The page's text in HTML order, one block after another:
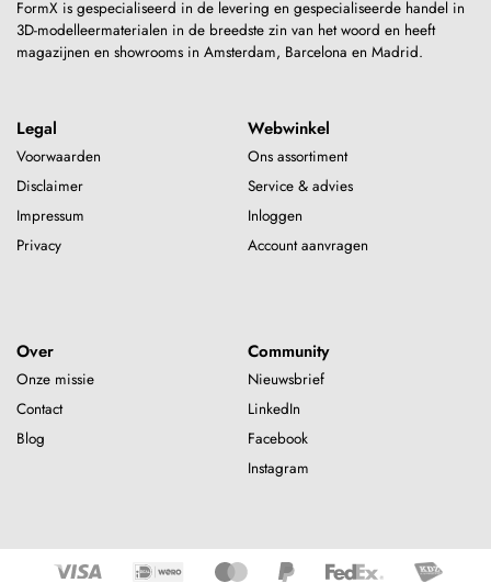
FormX is gespecialiseerd in de levering en gespecialiseerde handel in
3D-modelleermaterialen in de breedste zin van het woord en heeft
magazijnen en showrooms in Amsterdam, Barcelona en Madrid.
Legal
Voorwaarden
Disclaimer
Impressum
Privacy
Webwinkel
Ons assortiment
Service & advies
Inloggen
Account aanvragen
Over
Onze missie
Contact
Blog
Community
Nieuwsbrief
LinkedIn
Facebook
Instagram